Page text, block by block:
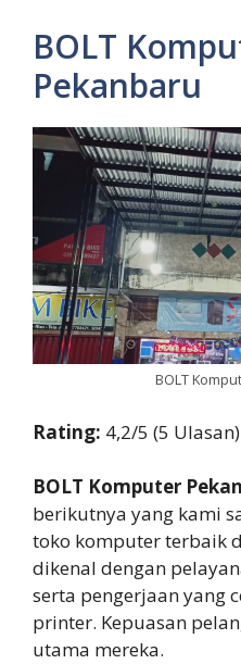
BOLT
Pekanbaru
BOLT
Rating: 4,2/5 (5 Ulasan)
BOLT Komputer
berikutnya yang kami
toko komputer terbaik
dikenal dengan
serta pengerjaan yang
printer. Kepuasan
utama mereka.